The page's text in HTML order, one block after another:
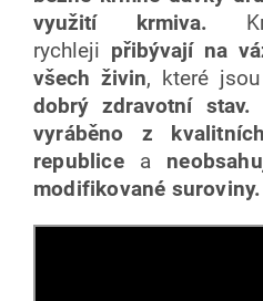
využití krmiva.
rychleji přibývají na
všech živin, které jsou
dobrý zdravotní stav.
vyráběno z
republicea
modifikované suroviny.